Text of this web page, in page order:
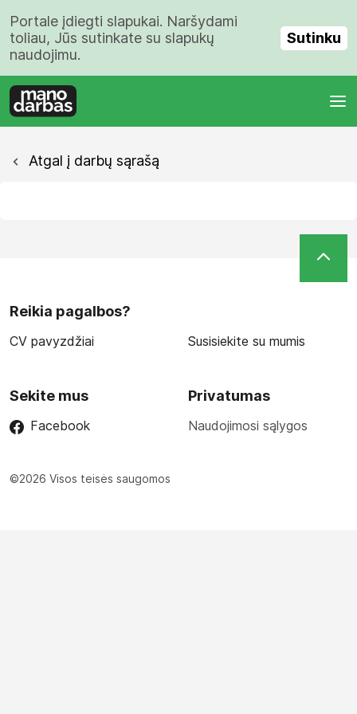
Portale įdiegti slapukai. Naršydami
toliau, Jūs sutinkate su slapukų
naudojimu.
Sutinku
Atgal į darbų sąrašą
Reikia pagalbos?
CV pavyzdžiai Susisiekite su mumis
Sekite mus
Facebook
Privatumas
Naudojimosi sąlygos
©2026 Visos teisės saugomos